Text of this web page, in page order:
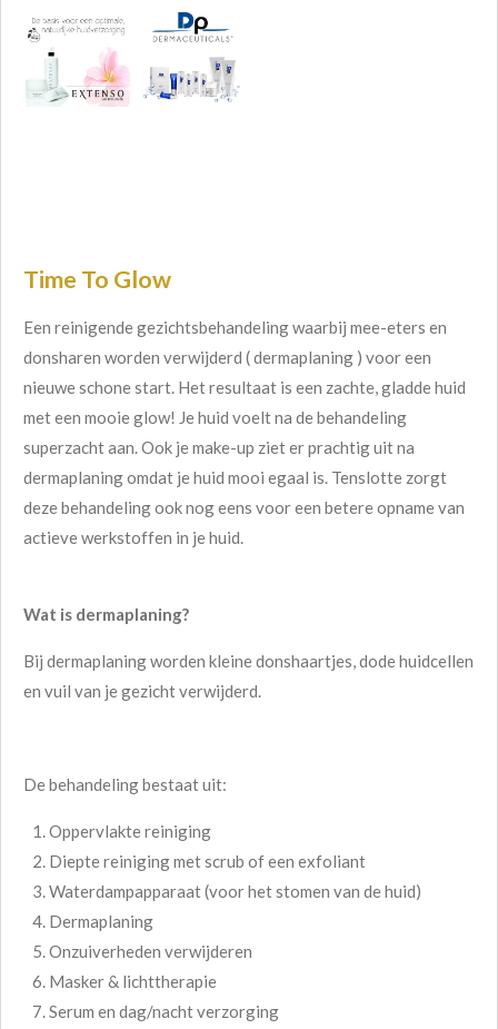
Time To Glow
Een reinigende gezichtsbehandeling waarbij mee-eters en
donsharen worden verwijderd ( dermaplaning ) voor een
nieuwe schone start. Het resultaat is een zachte, gladde huid
met een mooie glow! Je huid voelt na de behandeling
superzacht aan. Ook je make-up ziet er prachtig uit na
dermaplaning omdat je huid mooi egaal is. Tenslotte zorgt
deze behandeling ook nog eens voor een betere opname van
actieve werkstoffen in je huid.
Wat is dermaplaning?
Bij dermaplaning worden kleine donshaartjes, dode huidcellen
en vuil van je gezicht verwijderd.
De behandeling bestaat uit:
Oppervlakte reiniging
Diepte reiniging met scrub of een exfoliant
Waterdampapparaat (voor het stomen van de huid)
Dermaplaning
Onzuiverheden verwijderen
Masker & lichttherapie
Serum en dag/nacht verzorging